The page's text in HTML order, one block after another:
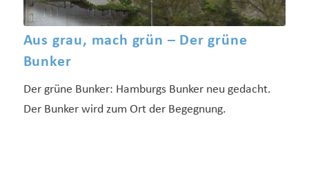
Aus grau, mach grün – Der grüne
Bunker
Der grüne Bunker: Hamburgs Bunker neu gedacht.
Der Bunker wird zum Ort der Begegnung.